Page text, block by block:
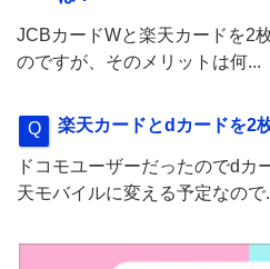
JCBカードWと楽天カードを2
のですが、そのメリットは何...
楽天カードとdカードを2
ドコモユーザーだったのでdカ
天モバイルに変える予定なので